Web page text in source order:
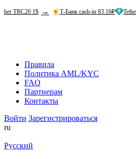
1$ → Т-Банк cash-in 83.16₽ Tether TRC20
Правила
Политика AML/KYC
FAQ
Партнерам
Контакты
Войти Зарегистрироваться
ru
Русский